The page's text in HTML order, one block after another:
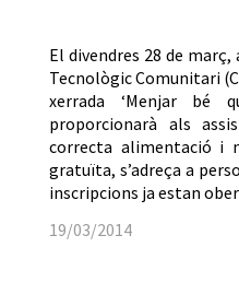
El divendres 28 de
Tecnològic Comunitari
xerrada ‘Menjar bé
proporcionarà als
correcta alimentació i
gratuïta, s’adreça a
inscripcions ja estan
19/03/2014